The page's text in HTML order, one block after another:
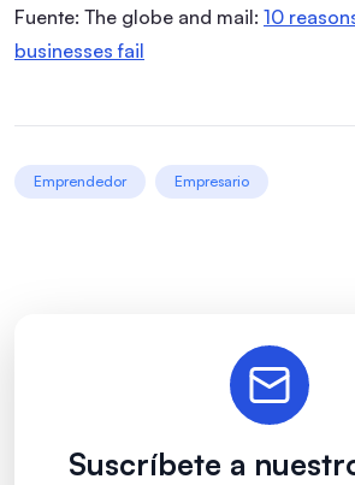
Fuente: The globe and mail: 10
businesses fail
Emprendedor Empresario
Suscríbete a